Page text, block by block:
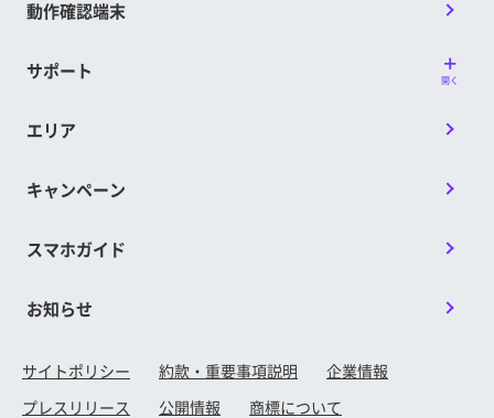
動作確認端末
サポート 開く
エリア
キャンペーン
スマホガイド
お知らせ
サイトポリシー 約款・重要事項説明
企業情報
プレスリリース
公開情報 商標について